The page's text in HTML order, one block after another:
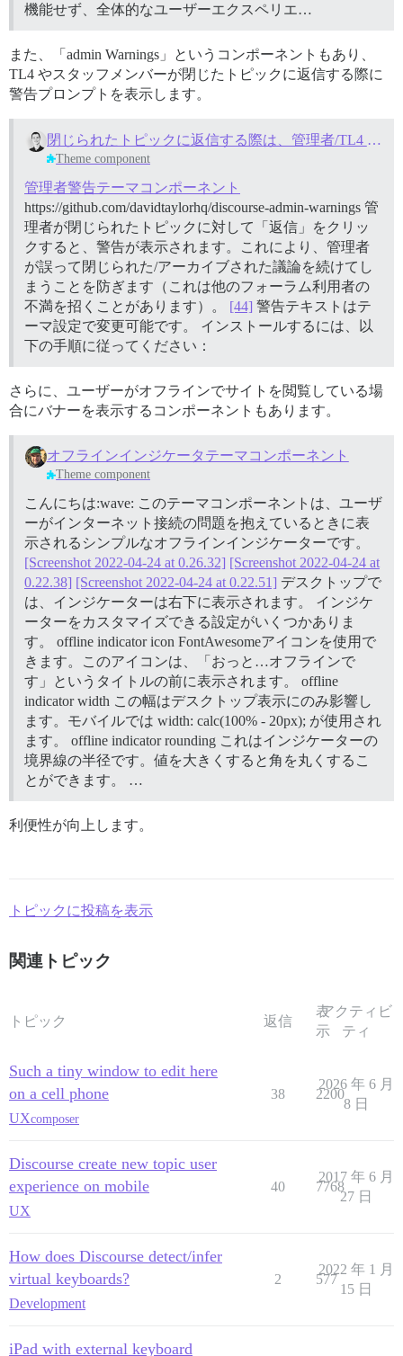
機能せず、全体的なユーザーエクスペリエ…
また、「admin Warnings」というコンポーネントもあり、
TL4 やスタッフメンバーが閉じたトピックに返信する際に
警告プロンプトを表示します。
閉じられたトピックに返信する際は、管理者/TL4 に警告してください
Theme component
管理者警告テーマコンポーネント
https://github.com/davidtaylorhq/discourse-admin-warnings 管
理者が閉じられたトピックに対して「返信」をクリッ
クすると、警告が表示されます。これにより、管理者
が誤って閉じられた/アーカイブされた議論を続けてし
まうことを防ぎます（これは他のフォーラム利用者の
不満を招くことがあります）。 [44] 警告テキストはテ
ーマ設定で変更可能です。 インストールするには、以
下の手順に従ってください：
さらに、ユーザーがオフラインでサイトを閲覧している場
合にバナーを表示するコンポーネントもあります。
オフラインインジケータテーマコンポーネント
Theme component
こんにちは:wave: このテーマコンポーネントは、ユーザ
ーがインターネット接続の問題を抱えているときに表
示されるシンプルなオフラインインジケーターです。
[Screenshot 2022-04-24 at 0.26.32] [Screenshot 2022-04-24 at
0.22.38] [Screenshot 2022-04-24 at 0.22.51] デスクトップで
は、インジケーターは右下に表示されます。 インジケ
ーターをカスタマイズできる設定がいくつかありま
す。 offline indicator icon FontAwesomeアイコンを使用で
きます。このアイコンは、「おっと…オフラインで
す」というタイトルの前に表示されます。 offline
indicator width この幅はデスクトップ表示にのみ影響し
ます。モバイルでは width: calc(100% - 20px); が使用され
ます。 offline indicator rounding これはインジケーターの
境界線の半径です。値を大きくすると角を丸くするこ
とができます。 …
利便性が向上します。
トピックに投稿を表示
関連トピック
トピック 返信
表
示
アクティビ
ティ
Such a tiny window to edit here
on a cell phone
UXcomposer
38 2200
2026 年 6 月
8 日
Discourse create new topic user
experience on mobile
UX
40 7768
2017 年 6 月
27 日
How does Discourse detect/infer
virtual keyboards?
Development
2 577
2022 年 1 月
15 日
iPad with external keyboard